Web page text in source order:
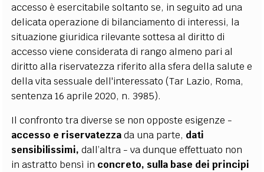
accesso è esercitabile soltanto se, in seguito ad una
delicata operazione di bilanciamento di interessi, la
situazione giuridica rilevante sottesa al diritto di
accesso viene considerata di rango almeno pari al
diritto alla riservatezza riferito alla sfera della salute e
della vita sessuale dell'interessato (Tar Lazio, Roma,
sentenza 16 aprile 2020, n. 3985).
Il confronto tra diverse se non opposte esigenze -
accesso e riservatezzada una parte, dati
sensibilissimi, dall’altra - va dunque effettuato non
in astratto bensì in concreto, sulla base dei principi